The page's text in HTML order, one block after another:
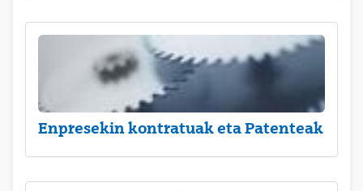
Enpresekin kontratuak eta Patenteak